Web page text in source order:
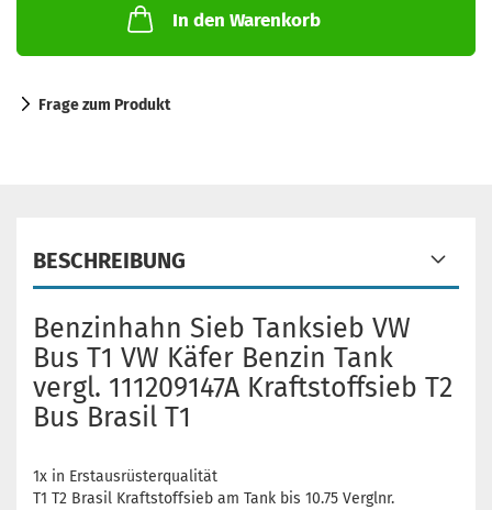
In den Warenkorb
Frage zum Produkt
BESCHREIBUNG
Benzinhahn Sieb Tanksieb VW
Bus T1 VW Käfer Benzin Tank
vergl. 111209147A Kraftstoffsieb T2
Bus Brasil T1
1x in Erstausrüsterqualität
T1 T2 Brasil Kraftstoffsieb am Tank bis 10.75 Verglnr.